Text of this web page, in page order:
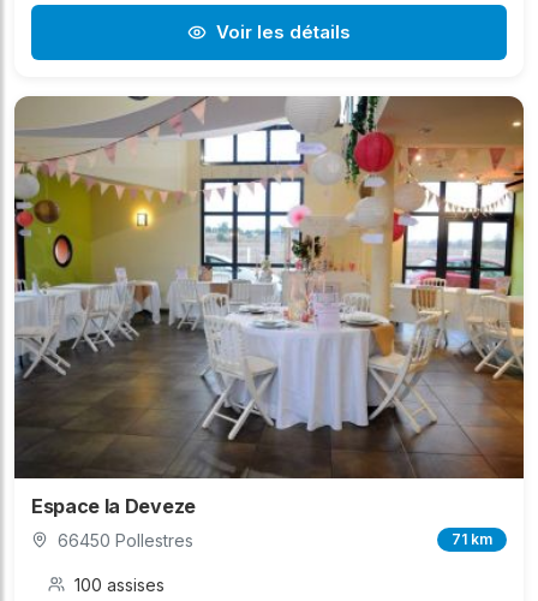
Voir les détails
Espace la Deveze
66450 Pollestres 71 km
100 assises